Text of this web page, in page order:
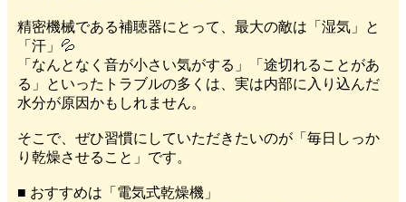
精密機械である補聴器にとって、最大の敵は「湿気」と
「汗」💦
「なんとなく音が小さい気がする」「途切れることがあ
る」といったトラブルの多くは、実は内部に入り込んだ
水分が原因かもしれません。
そこで、ぜひ習慣にしていただきたいのが「毎日しっか
り乾燥させること」です。
■ おすすめは「電気式乾燥機」